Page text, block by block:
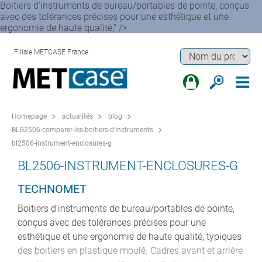
Boitiers d'instruments de bureau/portables de pointe, conçus
avec des tolérances précises pour une esthétique et une
ergonomie de haute qualité," />
Filiale METCASE France
Homepage actualités
blog
BLG2506-comparer-les-boitiers-d'instruments
bl2506-instrument-enclosures-g
BL2506-INSTRUMENT-ENCLOSURES-G
TECHNOMET
Boitiers d'instruments de bureau/portables de pointe,
conçus avec des tolérances précises pour une
esthétique et une ergonomie de haute qualité, typiques
des boitiers en plastique moulé. Cadres avant et arrière